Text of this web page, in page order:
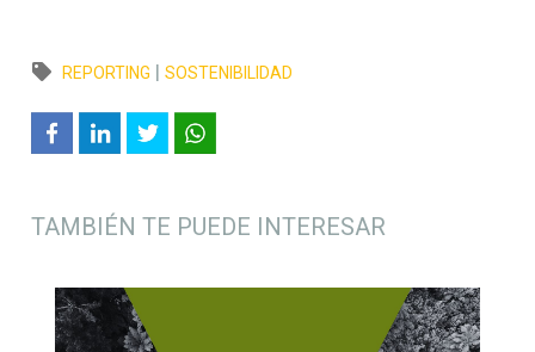
REPORTING | SOSTENIBILIDAD
TAMBIÉN TE PUEDE INTERESAR